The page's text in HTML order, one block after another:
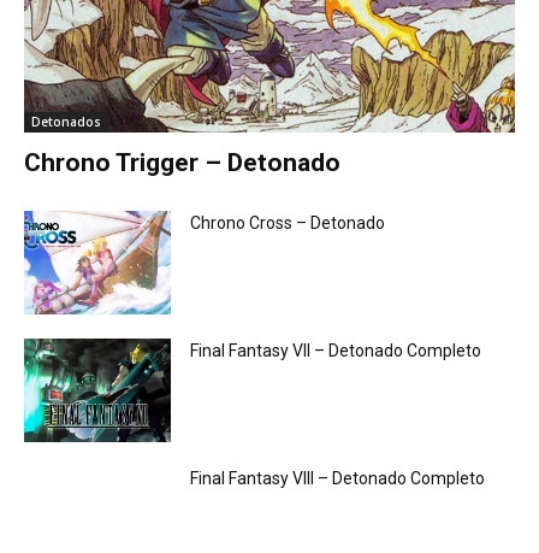
Detonados
Chrono Trigger – Detonado
Chrono Cross – Detonado
Final Fantasy VII – Detonado Completo
Final Fantasy VIII – Detonado Completo